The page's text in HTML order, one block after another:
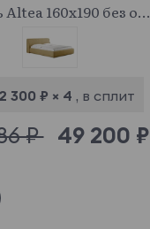
Кровать Altea 160x190 без основания и подъемного механизма
300 ₽ × 4 , в сплит
₽ 49 200 ₽